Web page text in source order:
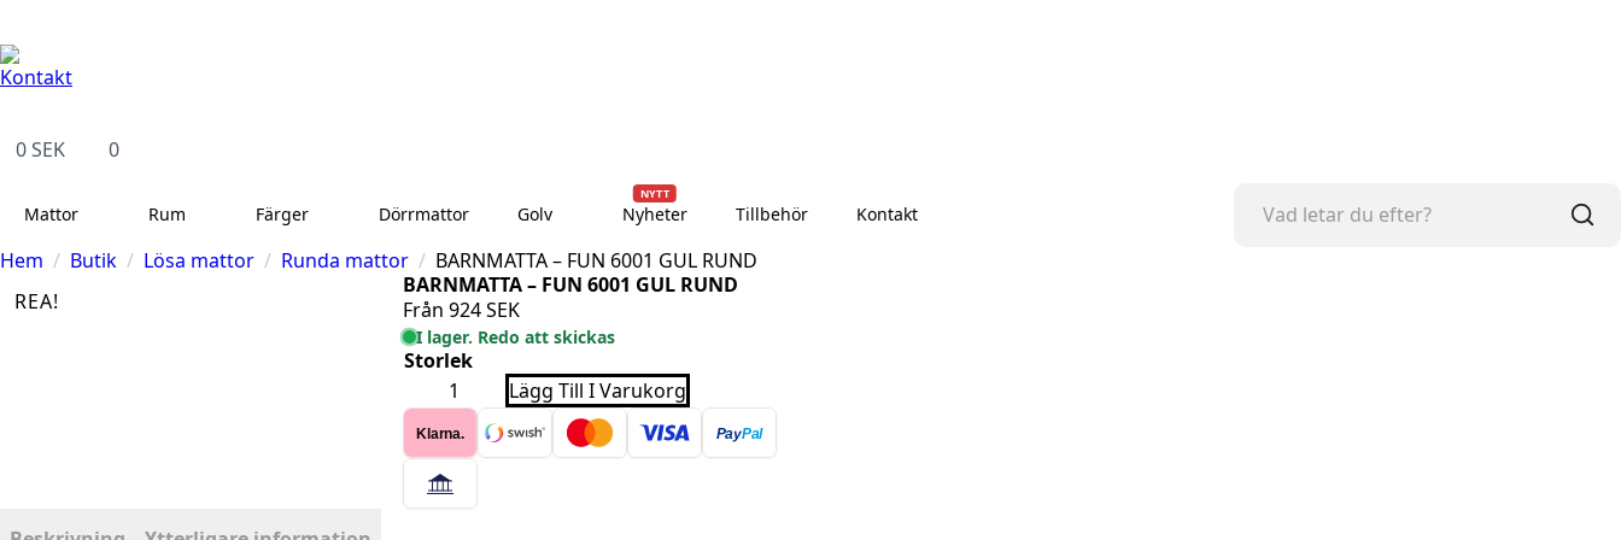
Kontakt
0SEK 0
Mattor Rum Färger Dörrmattor Golv Nyheter
NYTT
Tillbehör Kontakt
Hem Butik Lösa mattor Runda mattor
BARNMATTA – FUN 6001 GUL RUND
REA!
BARNMATTA – FUN 6001 GUL RUND
Från 924SEK
I lager. Redo att skickas
Storlek
BARNMATTA
FUN
6001
GUL
RUND
mängd
Lägg Till I Varukorg
Klarna. PayPal